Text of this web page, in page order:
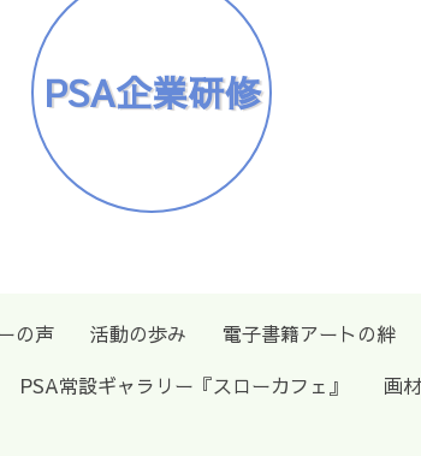
PSA企業研修
の声 活動の歩み 電子書籍アートの絆
PSA常設ギャラリー『スローカフェ』 画